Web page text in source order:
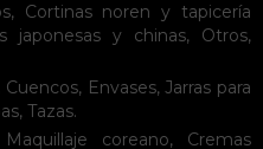
, Cortinas noren y tapicería
japonesas y chinas, Otros,
Cuencos, Envases,Jarras para
, Tazas.
Maquillaje coreano, Cremas